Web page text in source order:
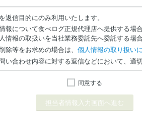
信目的にのみ利用いたします。
について食べログ正規代理店へ提供する場合
報の取扱いを当社業務委託先へ委託する場合
等をお求めの場合は、 個人情報の取り扱い
合わせ内容に対する返信などにおいて、適
同意する